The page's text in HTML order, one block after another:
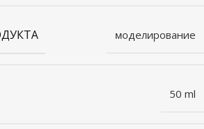
моделирование
50 ml